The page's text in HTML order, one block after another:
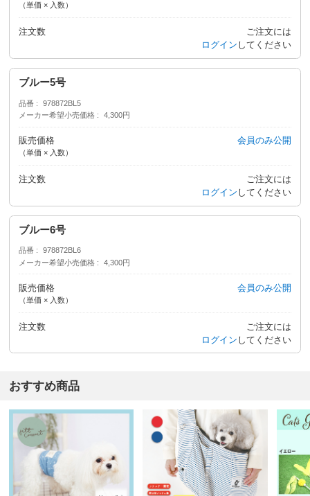
（単価 × 入数）
注文数
ご注文には
ログイン してください
ブルー5号
品番
978872BL5
メーカー希望小売価格
4,300円
販売価格
（単価 × 入数）
会員のみ公開
注文数
ご注文には
ログイン してください
ブルー6号
品番
978872BL6
メーカー希望小売価格
4,300円
販売価格
（単価 × 入数）
会員のみ公開
注文数
ご注文には
ログイン してください
おすすめ商品